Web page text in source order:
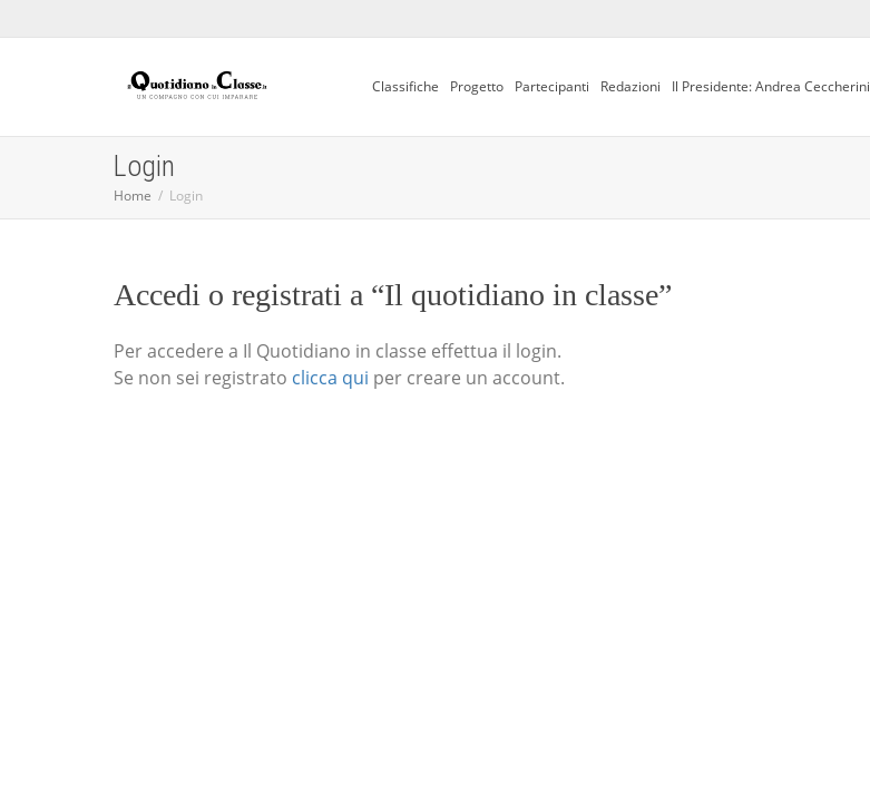
Classifiche Progetto Partecipanti Redazioni Il Presidente: Andrea Ceccherini
Login
Home Login
Accedi o registrati a “Il quotidiano in classe”
Per accedere a Il Quotidiano in classe effettua il login.
Se non sei registrato clicca qui per creare un account.